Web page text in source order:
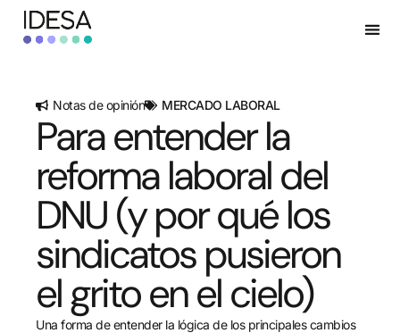
Notas de opinión MERCADO LABORAL
Para entender la
reforma laboral del
DNU (y por qué los
sindicatos pusieron
el grito en el cielo)
Una forma de entender la lógica de los principales cambios